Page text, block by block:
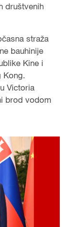
društvenih
straža
bauhinije
Kine i
Kong.
Victoria
brod vodom